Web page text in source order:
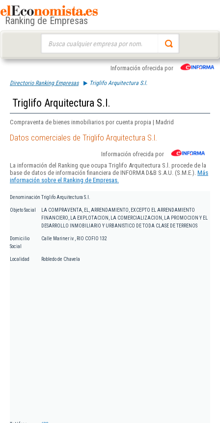
Ranking de Empresas
Información ofrecida por
Directorio Ranking Empresas Triglifo Arquitectura S.l.
Triglifo Arquitectura S.l.
Compraventa de bienes inmobiliarios por cuenta propia | Madrid
Datos comerciales de Triglifo Arquitectura S.l.
Información ofrecida por
La información del Ranking que ocupa Triglifo Arquitectura S.l. procede de la
base de datos de información financiera de INFORMA D&B S.A.U. (S.M.E.). Más
información sobre el Ranking de Empresas.
Denominación Triglifo Arquitectura S.l.
Objeto Social
LA COMPRAVENTA, EL, ARRENDAMIENTO, EXCEPTO EL ARRENDAMIENTO
FINANCIERO, LA EXPLOTACION, LA COMERCIALIZACION, LA PROMOCION Y EL
DESARROLLO INMOBILIARIO Y URBANISTICO DE TODA CLASE DE TERRENOS
Domicilio
Social
Calle Mariner iv , RIO COFIO 132
Localidad Robledo de Chavela